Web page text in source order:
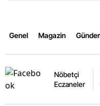
Genel Magazin
Nöbetçi
Eczaneler